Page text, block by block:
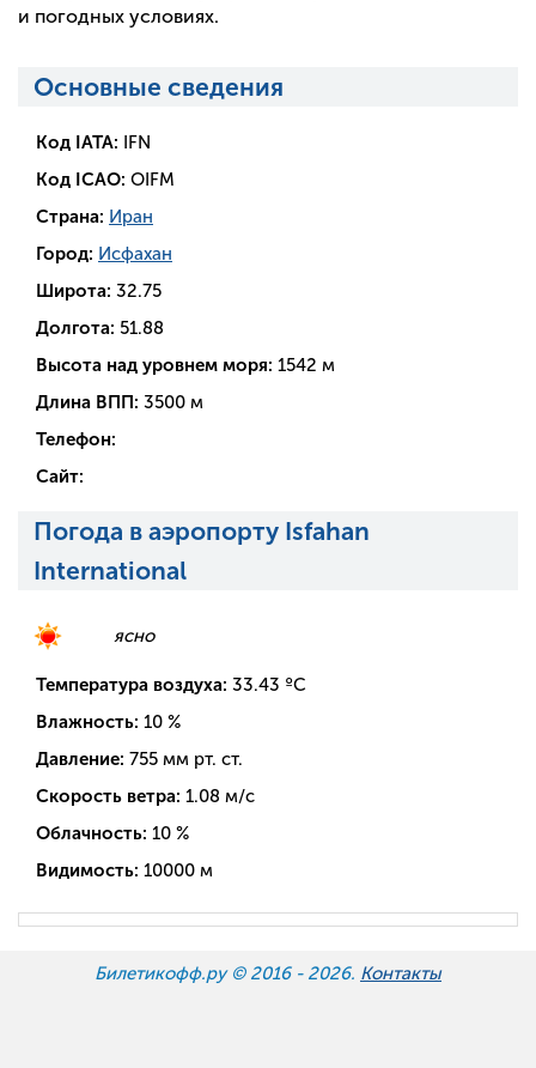
и погодных условиях.
Основные сведения
Код IATA: IFN
Код ICAO: OIFM
Страна: Иран
Город: Исфахан
Широта: 32.75
Долгота: 51.88
Высота над уровнем моря: 1542 м
Длина ВПП: 3500 м
Телефон:
Сайт:
Погода в аэропорту Isfahan
International
ясно
Температура воздуха: 33.43 ºC
Влажность: 10 %
Давление: 755 мм рт. ст.
Скорость ветра: 1.08 м/с
Облачность: 10 %
Видимость: 10000 м
Билетикофф.ру © 2016 - 2026. Контакты